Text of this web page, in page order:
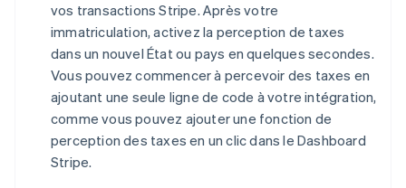
vos transactions Stripe. Après votre
immatriculation, activez la perception de taxes
dans un nouvel État ou pays en quelques secondes.
Vous pouvez commencer à percevoir des taxes en
ajoutant une seule ligne de code à votre intégration,
comme vous pouvez ajouter une fonction de
perception des taxes en un clic dans le Dashboard
Stripe.